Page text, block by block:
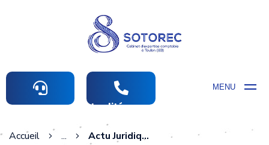
MENU
Actualités comptables
Accueil ... Actu Juridique